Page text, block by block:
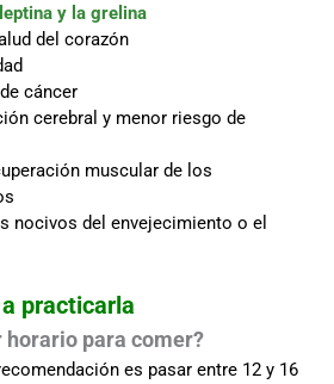
leptina y la grelina
del corazón
cáncer
cerebral y menor riesgo de
muscular de los
nocivos del envejecimiento o el
practicarla
horario para comer?
es pasar entre 12 y 16